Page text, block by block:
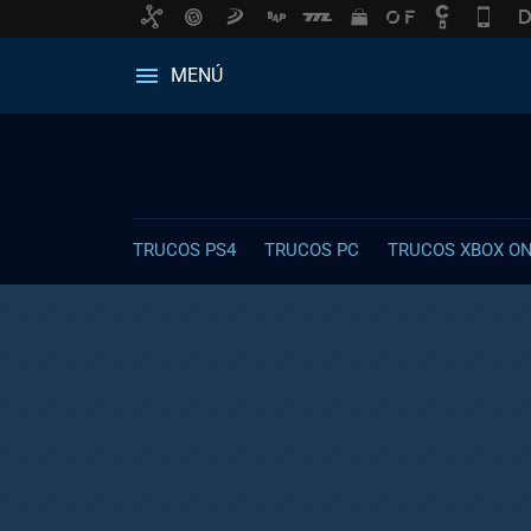
MENÚ
TRUCOS PS4 TRUCOS PC TRUCOS XBOX